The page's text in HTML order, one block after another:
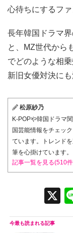
心待ちにするファ
長年韓国ドラマ
と、MZ世代から
でどのような相
新旧女優対決に
松原紗乃
K-POPや韓国ドラマ
国芸能情報をチェッ
ています。トレンド
筆を心掛けています。
記事一覧を見る(510